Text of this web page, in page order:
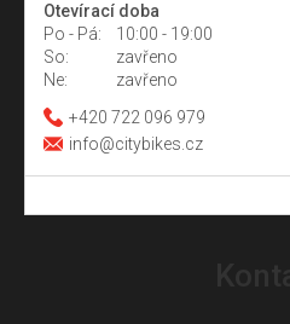
Otevírací doba
Po - Pá:
10:00 - 19:00
So:
zavřeno
Ne:
zavřeno
+420 722 096 979
info@citybikes.cz